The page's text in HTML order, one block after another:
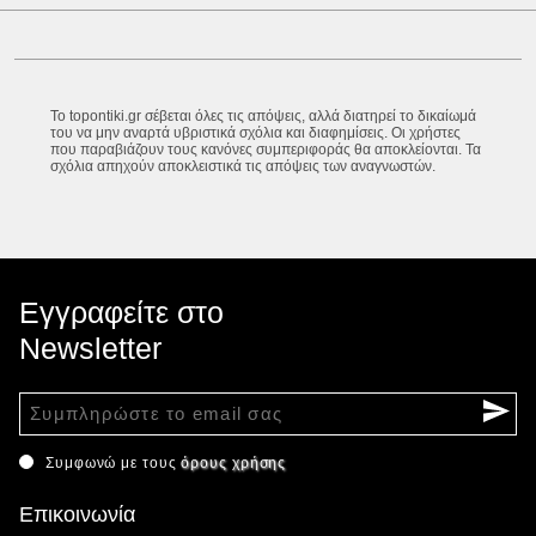
Το topontiki.gr σέβεται όλες τις απόψεις, αλλά διατηρεί το δικαίωμά
του να μην αναρτά υβριστικά σχόλια και διαφημίσεις. Οι χρήστες
που παραβιάζουν τους κανόνες συμπεριφοράς θα αποκλείονται. Τα
σχόλια απηχούν αποκλειστικά τις απόψεις των αναγνωστών.
Εγγραφείτε στο
Newsletter
Συμφωνώ με τουςόρους χρήσης
Επικοινωνία